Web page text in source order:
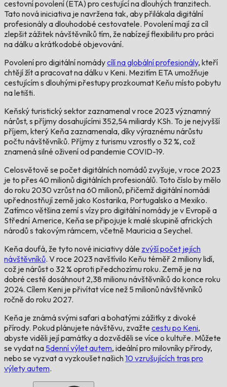
cestovní povolení (ETA) pro cestující na dlouhých tranzitech.
Tato nová iniciativa je navržena tak, aby přilákala digitální
profesionály a dlouhodobé cestovatele. Povolení mají za cíl
zlepšit zážitek návštěvníků tím, že nabízejí flexibilitu pro práci
na dálku a krátkodobé objevování.
Povolení pro digitální nomádycílí na globální profesionály, kteří
chtějí žít a pracovat na dálku v Keni. Mezitím ETA umožňuje
cestujícím s dlouhými přestupy prozkoumat Keňu místo pobytu
na letišti.
Keňský turistický sektor zaznamenal v roce 2023 významný
nárůst, s příjmy dosahujícími 352,54 miliardy KSh. To je nejvyšší
příjem, který Keňa zaznamenala, díky výraznému nárůstu
počtu návštěvníků. Příjmy z turismu vzrostly o 32 %, což
znamená silné oživení od pandemie COVID-19.
Celosvětově se počet digitálních nomádů zvyšuje, v roce 2023
je to přes 40 milionů digitálních profesionálů. Toto číslo by mělo
do roku 2030 vzrůst na 60 milionů, přičemž digitální nomádi
upřednostňují země jako Kostarika, Portugalsko a Mexiko.
Zatímco většina zemí s vízy pro digitální nomády je v Evropě a
Střední Americe, Keňa se připojuje k malé skupině afrických
národů s takovým rámcem, včetně Mauricia a Seychel.
Keňa doufá, že tyto nové iniciativy dále zvýší počet jejích
návštěvníků. V roce 2023 navštívilo Keňu téměř 2 miliony lidí,
což je nárůst o 32 % oproti předchozímu roku. Země je na
dobré cestě dosáhnout 2,38 milionu návštěvníků do konce roku
2024. Cílem Keni je přivítat více než 5 milionů návštěvníků
ročně do roku 2027.
Keňa je známá svými safari a bohatými zážitky z divoké
přírody. Pokud plánujete návštěvu, zvažte cestu po Keni,
abyste viděli její památky a dozvěděli se více o kultuře. Můžete
se vydat na 5denní výlet autem, ideální pro milovníky přírody,
nebo se vyzvat a vyzkoušet našich10 vzrušujících tras pro
výlety autem.